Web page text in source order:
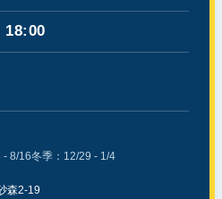
18:00
- 8/16冬季：12/29 - 1/4
森2-19